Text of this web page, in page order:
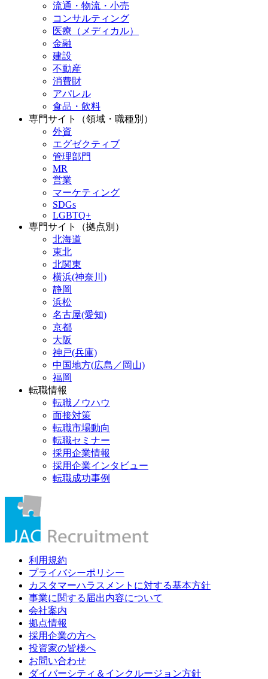
流通・物流・小売
コンサルティング
医療（メディカル）
金融
建設
不動産
消費財
アパレル
食品・飲料
専門サイト（領域・職種別）
外資
エグゼクティブ
管理部門
MR
営業
マーケティング
SDGs
LGBTQ+
専門サイト（拠点別）
北海道
東北
北関東
横浜(神奈川)
静岡
浜松
名古屋(愛知)
京都
大阪
神戸(兵庫)
中国地方(広島／岡山)
福岡
転職情報
転職ノウハウ
面接対策
転職市場動向
転職セミナー
採用企業情報
採用企業インタビュー
転職成功事例
利用規約
プライバシーポリシー
カスタマーハラスメントに対する基本方針
事業に関する届出内容について
会社案内
拠点情報
採用企業の方へ
投資家の皆様へ
お問い合わせ
ダイバーシティ＆インクルージョン方針